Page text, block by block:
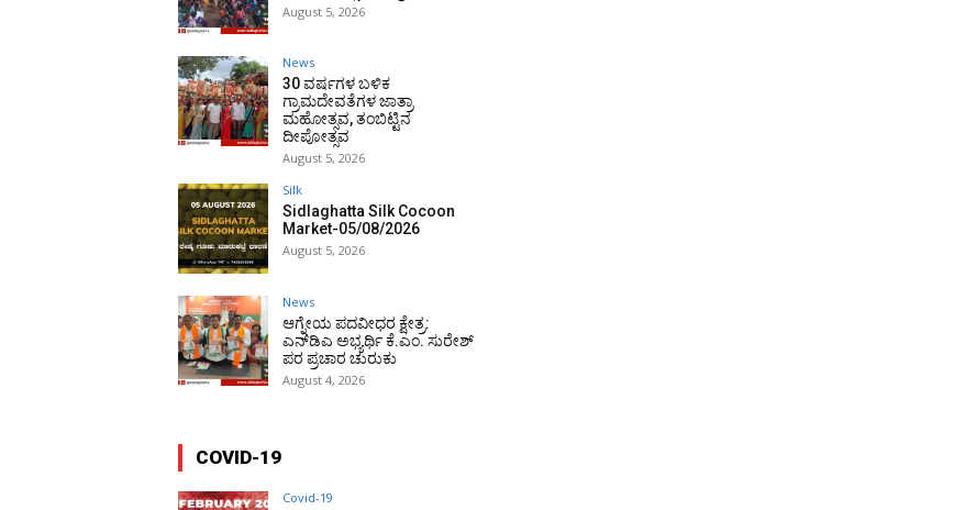
August 5, 2026
News
30 ವರ್ಷಗಳ ಬಳಿಕ
ಗ್ರಾಮದೇವತೆಗಳ ಜಾತ್ರಾ
ಮಹೋತ್ಸವ, ತಂಬಿಟ್ಟಿನ
ದೀಪೋತ್ಸವ
August 5, 2026
Silk
Sidlaghatta Silk Cocoon
Market-05/08/2026
August 5, 2026
News
ಆಗ್ನೇಯ ಪದವೀಧರ ಕ್ಷೇತ್ರ:
ಎನ್‌ಡಿಎ ಅಭ್ಯರ್ಥಿ ಕೆ.ಎಂ. ಸುರೇಶ್
ಪರ ಪ್ರಚಾರ ಚುರುಕು
August 4, 2026
COVID-19
Covid-19